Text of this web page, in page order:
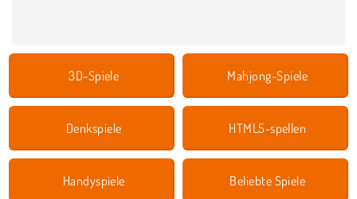
3D-Spiele Mahjong-Spiele
Denkspiele HTML5-spellen
Handyspiele Beliebte Spiele